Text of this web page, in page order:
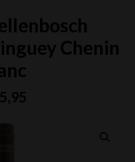
Chenin